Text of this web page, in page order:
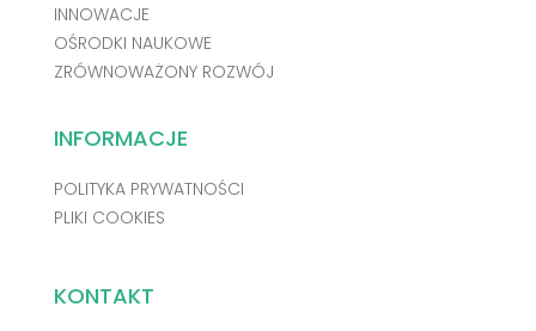
INNOWACJE
OŚRODKI NAUKOWE
ZRÓWNOWAŻONY ROZWÓJ
INFORMACJE
POLITYKA PRYWATNOŚCI
PLIKI COOKIES
KONTAKT